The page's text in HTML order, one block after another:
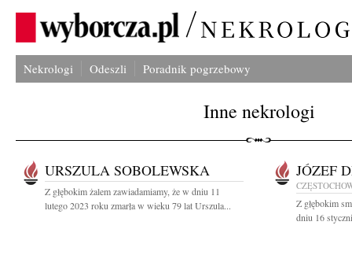
Nekrologi Odeszli Poradnik pogrzebowy
Inne nekrologi
URSZULA SOBOLEWSKA
Z głębokim żalem zawiadamiamy, że w dniu 11
lutego 2023 roku zmarła w wieku 79 lat Urszula...
JÓZEF
Z głębokim
dniu 16